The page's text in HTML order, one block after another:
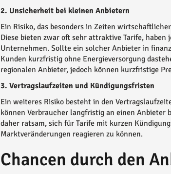
2. Unsicherheit bei kleinen Anbietern
Ein Risiko, das besonders in Zeiten
Diese bieten zwar oft sehr attraktive Tarife,
Unternehmen. Sollte ein solcher Anbieter in
Kunden kurzfristig ohne Energieversorgung
regionalen Anbieter, jedoch können kurzfristige
3. Vertragslaufzeiten und Kündigungsfristen
Ein weiteres Risiko besteht in den
können Verbraucher langfristig an einen
daher ratsam, sich für Tarife mit kurzen
Marktveränderungen reagieren zu können.
Chancen durch den